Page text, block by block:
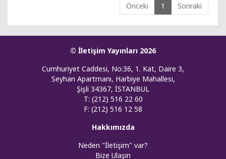
Önceki
1 Sonraki
© İletişim Yayınları 2026
Cumhuriyet Caddesi, No:36, 1. Kat, Daire 3,
Seyhan Apartmanı, Harbiye Mahallesi,
Şişli 34367, İSTANBUL
T: (212) 516 22 60
F: (212) 516 12 58
Hakkımızda
Neden "İletişim" var?
Bize Ulaşın